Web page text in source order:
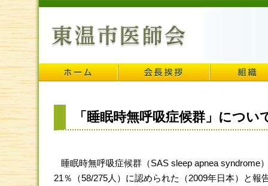
「睡眠時無呼吸症候群」につい
睡眠時無呼吸症候群（SAS sleep apnea syndrome
21％（58/275人）に認められた（2009年日本）と